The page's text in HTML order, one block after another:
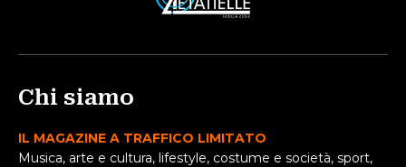
Chi siamo
IL MAGAZINE A TRAFFICO LIMITATO
Musica, arte e cultura, lifestyle, costume e società, sport,